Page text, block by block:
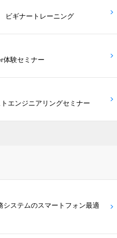
ビギナートレーニング
体験セミナー
エンジニアリングセミナー
システムのスマートフォン最適